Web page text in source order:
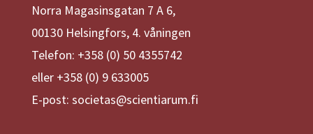
Norra Magasinsgatan 7 A 6,
00130 Helsingfors, 4. våningen
Telefon: +358 (0) 50 4355742
eller +358 (0) 9 633005
E-post: societas@scientiarum.fi